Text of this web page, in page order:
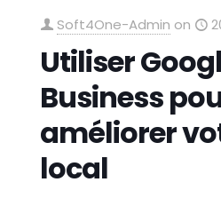
Soft4One-Admin on
Utiliser
Business
améliorer
local